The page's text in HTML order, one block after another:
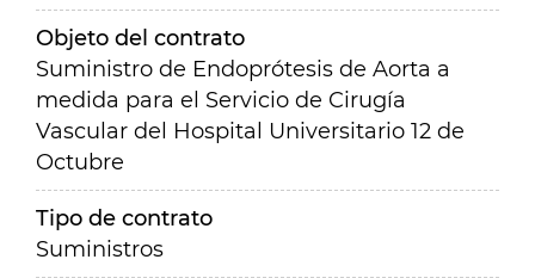
Objeto del contrato
Suministro de Endoprótesis de Aorta a
medida para el Servicio de Cirugía
Vascular del Hospital Universitario 12 de
Octubre
Tipo de contrato
Suministros